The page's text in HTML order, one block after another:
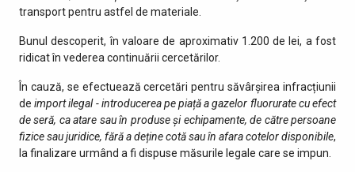
transport pentru astfel de materiale.
Bunul descoperit, în valoare de aproximativ 1.200 de lei, a fost
ridicat în vederea continuării cercetărilor.
În cauză, se efectuează cercetări pentru săvârșirea infracțiunii
deimport ilegal - introducerea pe piață a gazelor fluorurate cu efect
de seră, ca atare sau în produse și echipamente, de către persoane
fizice sau juridice, fără a deține cotă sau în afara cotelor disponibile,
la finalizare urmând a fi dispuse măsurile legale care se impun.